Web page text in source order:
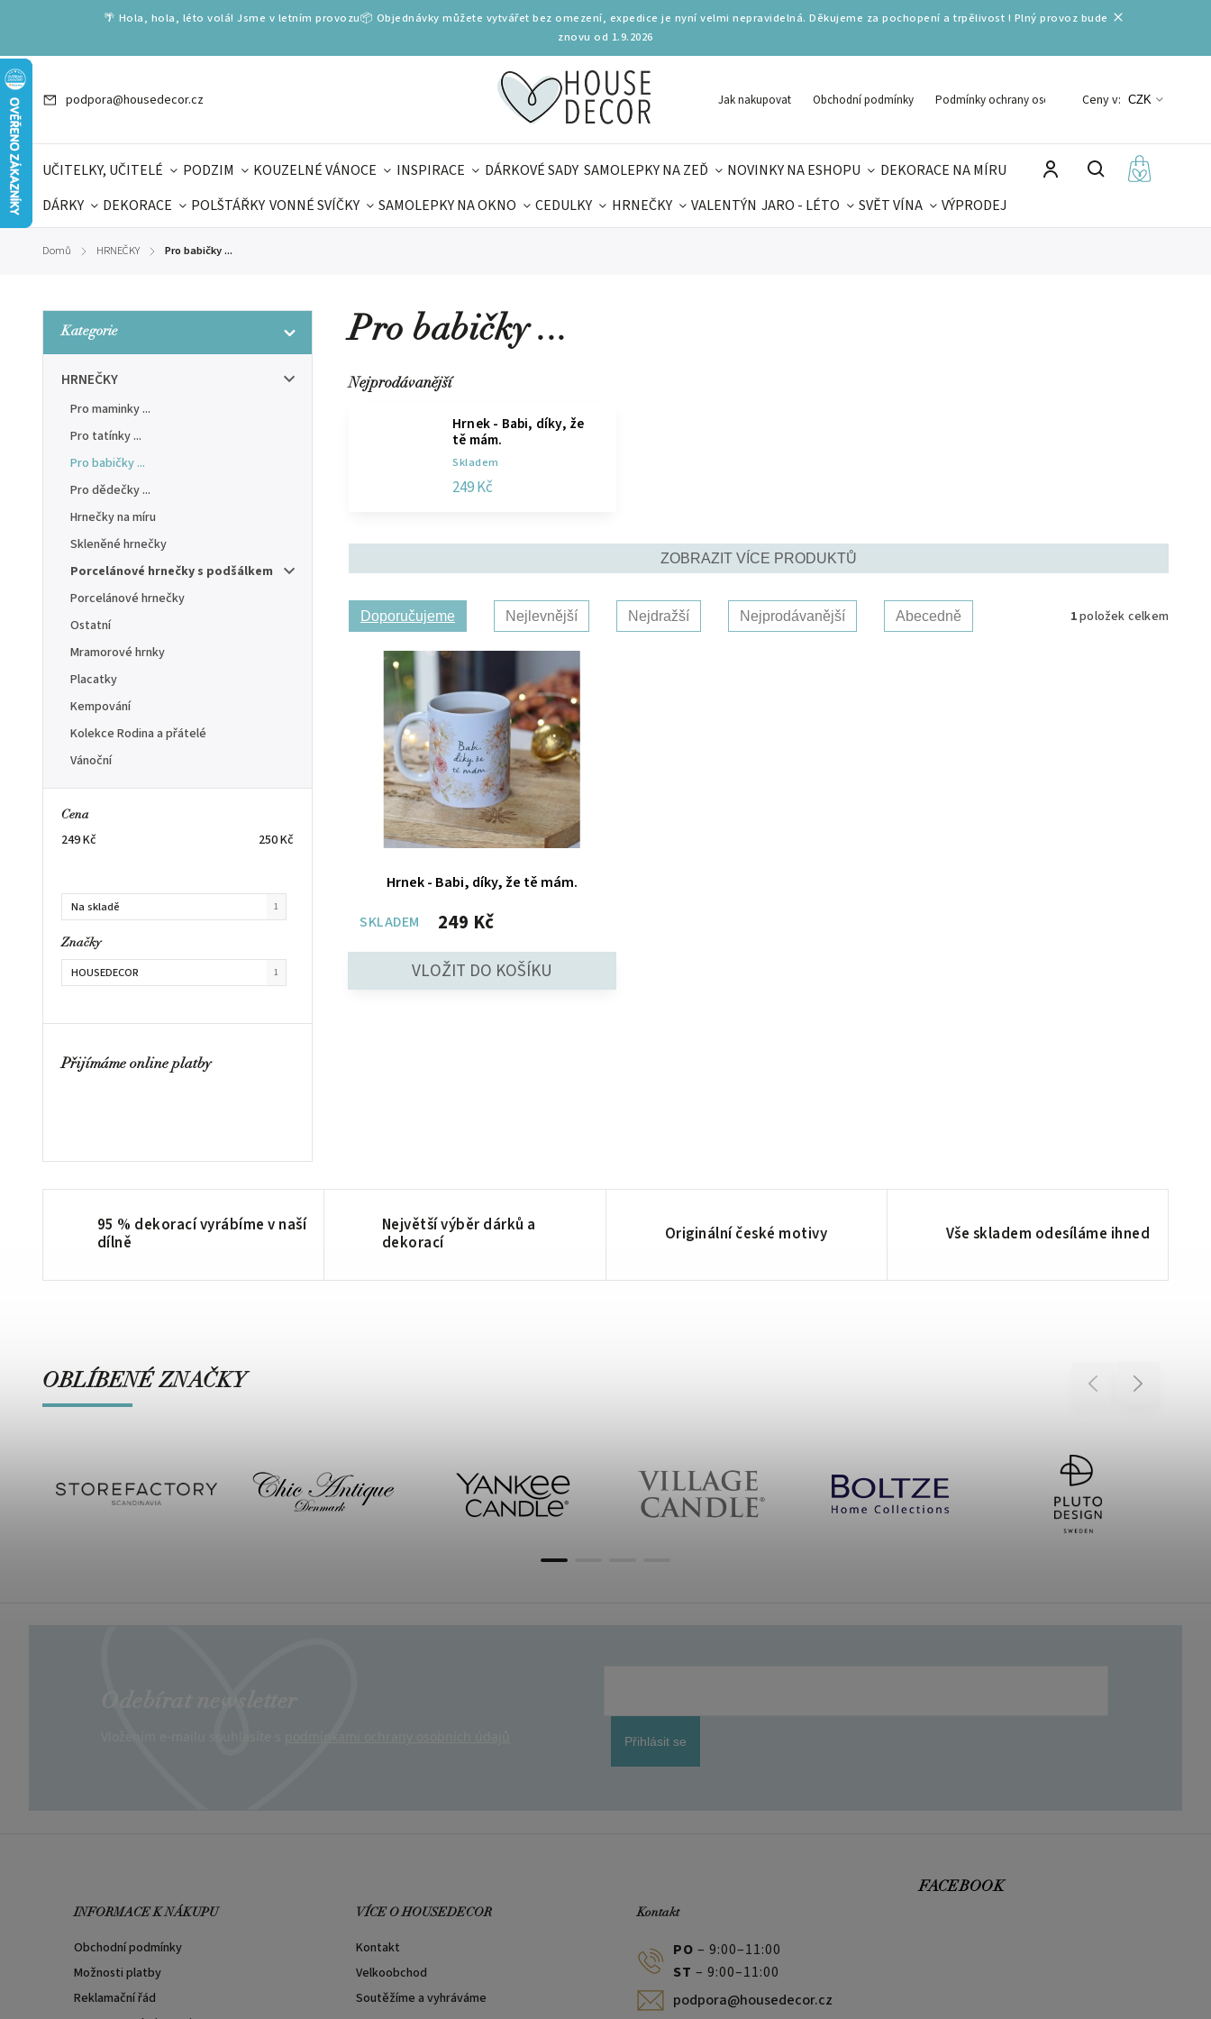
🌴 Hola, hola, léto volá! Jsme v letním provozu📦 Objednávky můžete vytvářet bez omezení, expedice je nyní velmi nepravidelná. Děkujeme za pochopení a trpělivost ! Plný provoz bude
znovu od 1.9.2026
podpora@housedecor.cz Jak nakupovat Obchodní podmínky Podmínky ochrany osobních údajů
Ceny v: CZK
UČITELKY, UČITELÉ PODZIM KOUZELNÉ VÁNOCE INSPIRACE DÁRKOVÉ SADY SAMOLEPKY NA ZEĎ NOVINKY NA ESHOPU
DEKORACE NA MÍRU
DÁRKY
DEKORACE POLŠTÁŘKY VONNÉ SVÍČKY SAMOLEPKY NA OKNO CEDULKY HRNEČKY VALENTÝN JARO - LÉTO SVĚT VÍNA
VÝPRODEJ
SLOVENSKÉ SPECIÁLY
Domů / HRNEČKY / Pro babičky ...
Kategorie
HRNEČKY
Pro maminky ...
Pro tatínky ...
Pro babičky ...
Pro dědečky ...
Hrnečky na míru
Skleněné hrnečky
Porcelánové hrnečky s podšálkem
Porcelánové hrnečky
Ostatní
Mramorové hrnky
Placatky
Kempování
Kolekce Rodina a přátelé
Vánoční
Cena
249Kč 250Kč
Na skladě 1
Značky
HOUSEDECOR 1
Přijímáme online platby
Pro babičky ...
Nejprodávanější
Hrnek - Babi, díky, že
tě mám.
Skladem
249 Kč
ZOBRAZIT VÍCE PRODUKTŮ
Doporučujeme Nejlevnější Nejdražší Nejprodávanější Abecedně 1položek celkem
Hrnek - Babi, díky, že tě mám.
SKLADEM 249 Kč
95 % dekorací vyrábíme v naší
dílně
Největší výběr dárků a
dekorací
Originální české motivy Vše skladem odesíláme ihned
OBLÍBENÉ ZNAČKY Previous Next
Přihlásit se
INFORMACE K NÁKUPU
Obchodní podmínky
Možnosti platby
Reklamační řád
VÍCE O HOUSEDECOR
Kontakt
Velkoobchod
Soutěžíme a vyhráváme
Kontakt
PO – 9:00–11:00
ST – 9:00–11:00
podpora@housedecor.cz
FACEBOOK